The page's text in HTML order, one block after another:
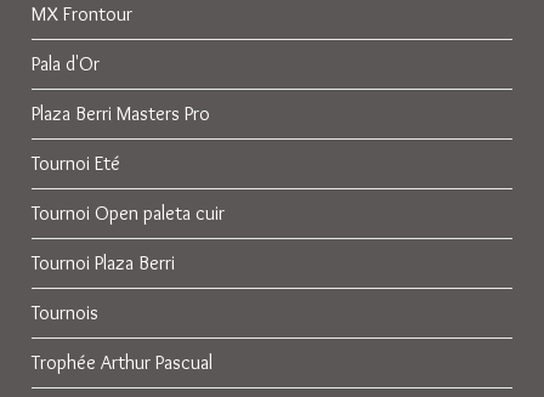
MX Frontour
Pala d'Or
Plaza Berri Masters Pro
Tournoi Eté
Tournoi Open paleta cuir
Tournoi Plaza Berri
Tournois
Trophée Arthur Pascual